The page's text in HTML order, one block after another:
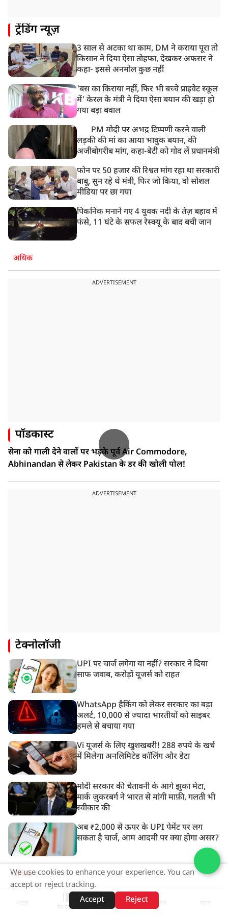
भारत समेत 5 देशों पर 100% टैरिफ
8:19 AM
PM मोदी आज IIT दिल्ली के दीक्षांत समारोह में शामिल होंगे
ट्रेंडिंग न्यूज़
3 साल से अटका था काम, DM ने कराया पूरा तो
किसान ने दिया ऐसा तोहफा, देखकर अफसर ने
कहा- इससे अनमोल कुछ नहीं
'बस का किराया नहीं, फिर भी बच्चे प्राइवेट स्कूल
में' केरल के मंत्री ने दिया ऐसा बयान की खड़ा हो
गया बड़ा बवाल
PM मोदी पर अभद्र टिप्पणी करने वाली
लड़की की मां का आया भावुक बयान, की
अजीबोगरीब मांग, कहा-बेटी को गोद लें प्रधानमंत्री
फोन पर 50 हजार की रिश्वत मांग रहा था सरकारी
बाबू, सुन रहे थे मंत्री, फिर जो किया, वो सोशल
मीडिया पर छा गया
पिकनिक मनाने गए 4 युवक नदी के तेज़ बहाव में
फंसे, 11 घंटे के सफल रेस्क्यू के बाद बची जान
अधिक
ADVERTISEMENT
पॉडकास्ट
सेना को गाली देने वालों पर भड़के पूर्व Air Commodore,
Abhinandan से लेकर Pakistan के डर की खोली पोल!
ADVERTISEMENT
टेक्नोलॉजी
UPI पर चार्ज लगेगा या नहीं? सरकार ने दिया
साफ जवाब, करोड़ों यूजर्स को राहत
WhatsApp हैकिंग को लेकर सरकार का बड़ा
अलर्ट, 10,000 से ज्यादा भारतीयों को साइबर
हमले से बचाया गया
Vi यूजर्स के लिए खुशखबरी! 288 रुपये के खर्च
में मिलेगा अनलिमिटेड कॉलिंग और डेटा
मोदी सरकार की चेतावनी के आगे झुका मेटा,
मार्क ज़ुकरबर्ग ने भारत से मांगी माफ़ी, गलती भी
स्वीकार की
अब ₹2,000 से ऊपर के UPI पेमेंट पर लग
सकता है चार्ज, आम आदमी पर क्या होगा असर?
अधिक
ADVERTISEMENT
वेब स्टोरीज़
We use cookies to enhance your experience. You can
accept or reject tracking.
Accept
Reject